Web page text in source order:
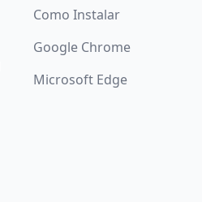
Como Instalar
Google Chrome
Microsoft Edge